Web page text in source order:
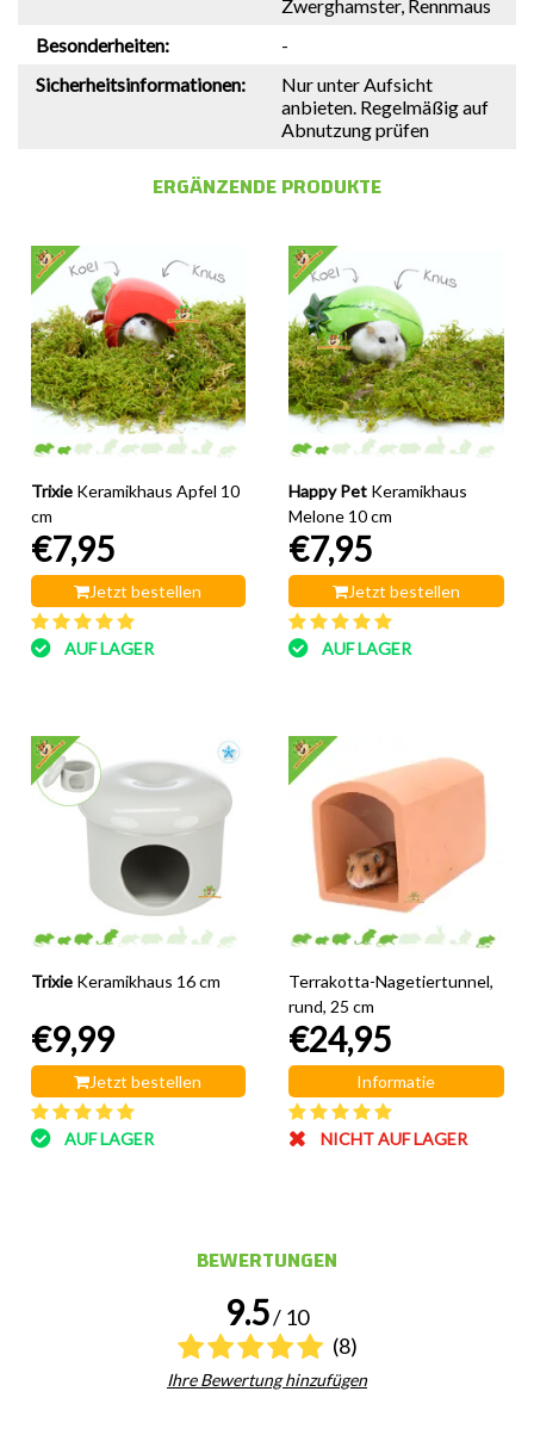
Zwerghamster, Rennmaus
Besonderheiten:
-
Sicherheitsinformationen:
Nur unter Aufsicht
anbieten. Regelmäßig auf
Abnutzung prüfen
ERGÄNZENDE PRODUKTE
Trixie Keramikhaus Apfel 10
cm
€7,95
Jetzt bestellen
AUF LAGER
Happy Pet Keramikhaus
Melone 10 cm
€7,95
Jetzt bestellen
AUF LAGER
Trixie Keramikhaus 16 cm
€9,99
Jetzt bestellen
AUF LAGER
Terrakotta-Nagetiertunnel,
rund, 25 cm
€24,95
Informatie
NICHT AUF LAGER
BEWERTUNGEN
9.5/ 10
(8)
Ihre Bewertung hinzufügen